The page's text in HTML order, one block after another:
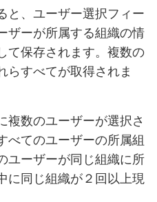
と、ユーザー選択フィー
ザーが所属する組織の情
て保存されます。複数の
らすべてが取得されま
複数のユーザーが選択さ
べてのユーザーの所属組
ユーザーが同じ組織に所
に同じ組織が２回以上現